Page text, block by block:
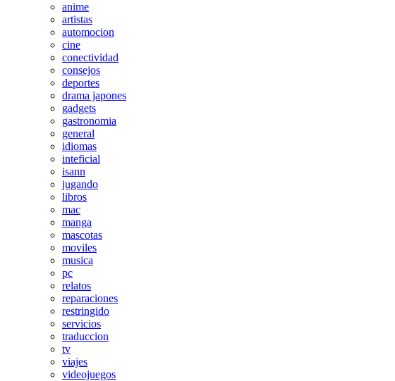
anime
artistas
automocion
cine
conectividad
consejos
deportes
drama japones
gadgets
gastronomia
general
idiomas
inteficial
isann
jugando
libros
mac
manga
mascotas
moviles
musica
pc
relatos
reparaciones
restringido
servicios
traduccion
tv
viajes
videojuegos